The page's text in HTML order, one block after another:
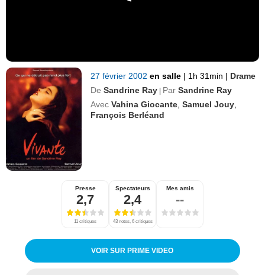
27 février 2002en salle | 1h 31min | Drame
De Sandrine Ray | Par Sandrine Ray
Avec Vahina Giocante ,Samuel Jouy
François Berléand
Presse
2,7
11 critiques
Spectateurs
2,4
43 notes, 6 critiques
Mes amis
--
VOIR SUR PRIME VIDEO